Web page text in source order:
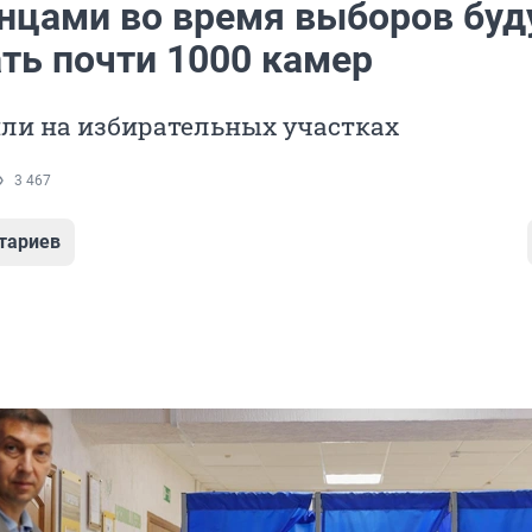
во время выборов
почти 1000 камер
на избирательных участках
3 467